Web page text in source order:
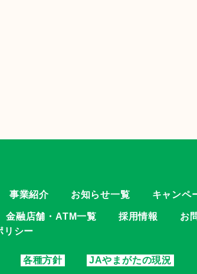
事業紹介 お知らせ一覧 キャンペ
金融店舗・ATM一覧 採用情報
お
リシー
各種方針 JAやまがたの現況